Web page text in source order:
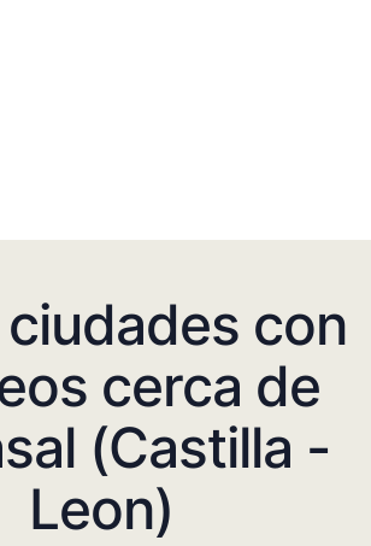
con
cerca de
(Castilla -
Leon)